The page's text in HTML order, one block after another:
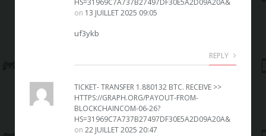
HS=31969C7A737B27497DF30E5A2D09A20A&
on 13 JUILLET 2025 09:05
uf3ykb
REPLY
TICKET- TRANSFER 1.880132 BTC. RECEIVE >>
HTTPS://GRAPH.ORG/PAYOUT-FROM-
BLOCKCHAINCOM-06-26?
HS=31969C7A737B27497DF30E5A2D09A20A&
on 22 JUILLET 2025 20:47